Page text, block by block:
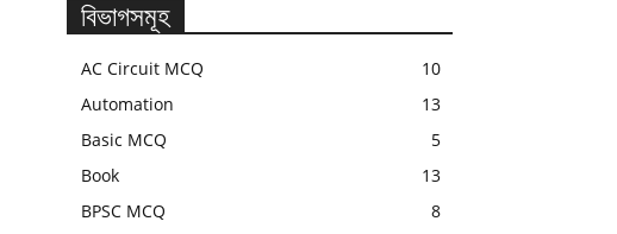
বিভাগসমূহ
AC Circuit MCQ
10
Automation
13
Basic MCQ
5
Book
13
BPSC MCQ
8